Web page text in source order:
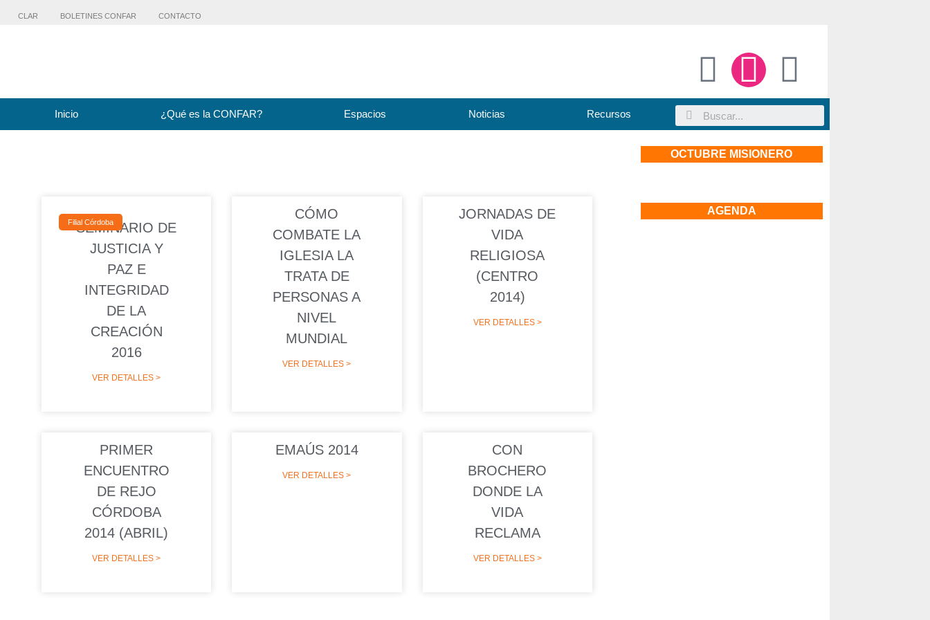
CLAR BOLETINES CONFAR CONTACTO
Inicio ¿Qué es la CONFAR? Espacios Noticias Recursos
Filial Córdoba
SEMINARIO DE
JUSTICIA Y
PAZ E
INTEGRIDAD
DE LA
CREACIÓN
2016
VER DETALLES >
CÓMO
COMBATE LA
IGLESIA LA
TRATA DE
PERSONAS A
NIVEL
MUNDIAL
VER DETALLES >
JORNADAS DE
VIDA
RELIGIOSA
(CENTRO
2014)
VER DETALLES >
PRIMER
ENCUENTRO
DE REJO
CÓRDOBA
2014 (ABRIL)
VER DETALLES >
EMAÚS 2014
VER DETALLES >
CON
BROCHERO
DONDE LA
VIDA
RECLAMA
VER DETALLES >
OCTUBRE MISIONERO
AGENDA